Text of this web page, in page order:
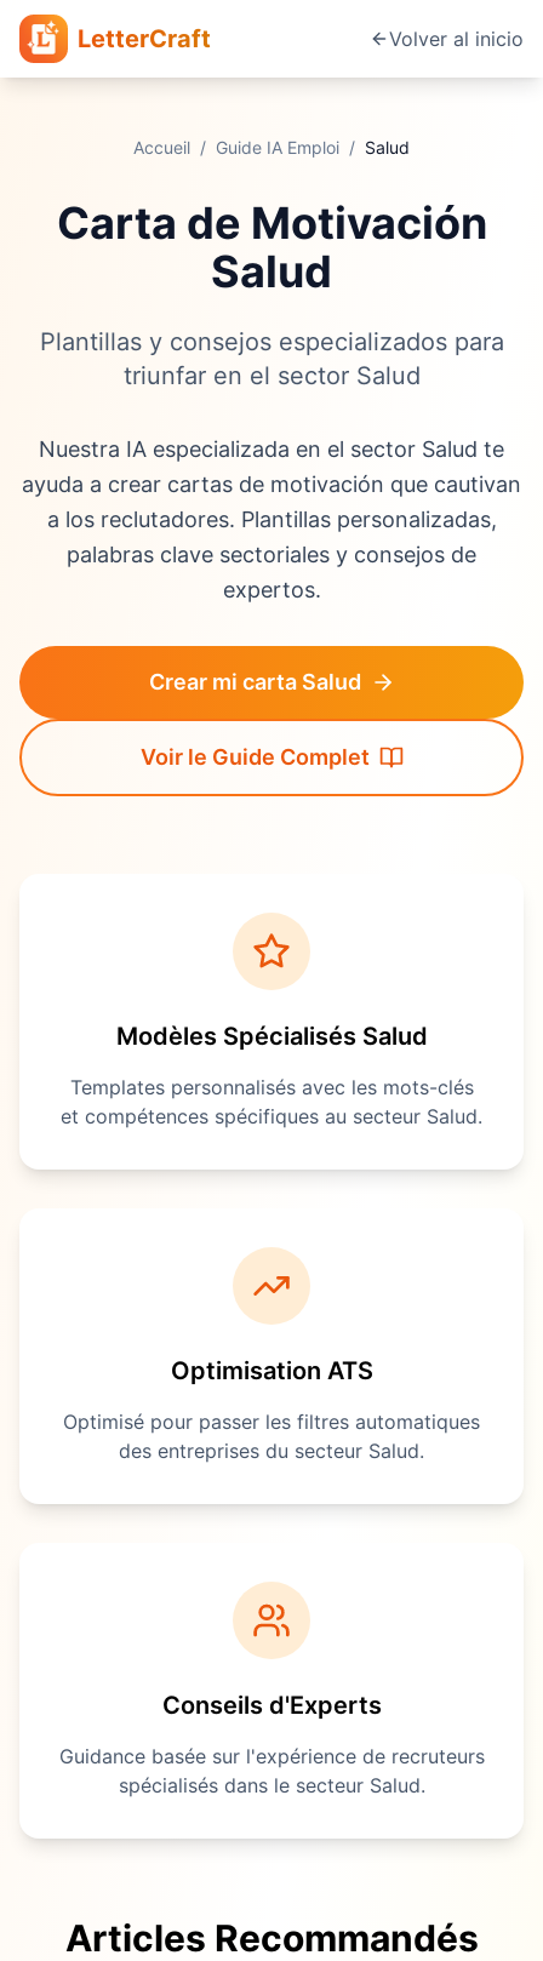
LetterCraft Volver al inicio
Accueil / Guide IA Emploi / Salud
Carta de Motivación
Salud
Plantillas y consejos especializados para
triunfar en el sector Salud
Nuestra IA especializada en el sector Salud te
ayuda a crear cartas de motivación que cautivan
a los reclutadores. Plantillas personalizadas,
palabras clave sectoriales y consejos de
expertos.
Crear mi carta Salud
Voir le Guide Complet
Modèles Spécialisés Salud
Templates personnalisés avec les mots-clés
et compétences spécifiques au secteur Salud.
Optimisation ATS
Optimisé pour passer les filtres automatiques
des entreprises du secteur Salud.
Conseils d'Experts
Guidance basée sur l'expérience de recruteurs
spécialisés dans le secteur Salud.
Articles Recommandés